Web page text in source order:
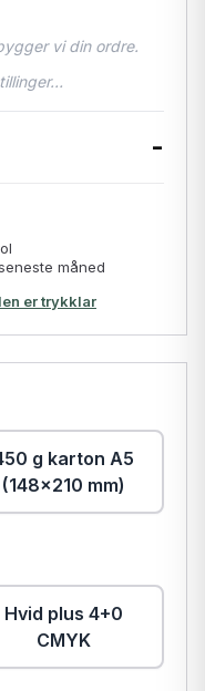
vi din ordre.
-
måned
er trykklar
g karton A5
(148x210 mm)
Hvid plus 4+0
CMYK